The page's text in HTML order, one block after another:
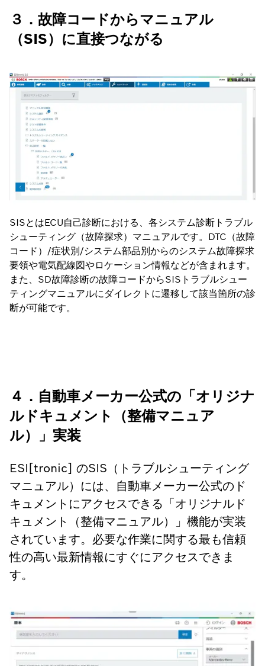
３．故障コードからマニュアル
（SIS）に直接つながる
SISとはECU自己診断における、各システム診断トラブル
シューティング（故障探求）マニュアルです。DTC（故障
コード）/症状別/システム部品別からのシステム故障探求
要領や電気配線図やロケーション情報などが含まれます。
また、SD故障診断の故障コードからSISトラブルシュー
ティングマニュアルにダイレクトに遷移して該当箇所の診
断が可能です。
４．自動車メーカー公式の「オリジナ
ルドキュメント（整備マニュア
ル）」実装
ESI[tronic] のSIS（トラブルシューティング
マニュアル）には、自動車メーカー公式のド
キュメントにアクセスできる「オリジナルド
キュメント（整備マニュアル）」機能が実装
されています。必要な作業に関する最も信頼
性の高い最新情報にすぐにアクセスできま
す。